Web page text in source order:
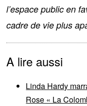
l’espace public en
cadre de vie plus
A lire aussi
Linda Hardy
Rose « La